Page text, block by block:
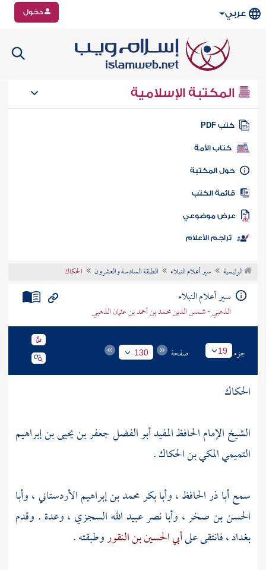
عربي دخول
المكتبة الإسلامية
كتب PDF
كتاب الأمة
المكتبة
الكتب
موضوعي
تراجم الأعلام
الرئيسية سير أعلام النبلاء الطبقة السادسة والعشرون الحكاك
سير أعلام النبلاء
الذهبي - شمس الدين محمد بن أحمد بن عثمان الذهبي
جزء 19 صفحة 130
الحكاك
الشيخ الإمام الحافظ المفيد أبو الفضل جعفر بن يحيى بن إبراهيم
التميمي المكي بن الحكاك .
سمعأبا ذر الحافظ،وأبا بكر محمد بن إبراهيم الأردستاني،وأبا
الحسن بن صخر، وأبا نصر عبيد الله السجزي ، وعدة . وقدم
بغداد، فانتقى علىأبي الحسين بن النقوروطبقته .